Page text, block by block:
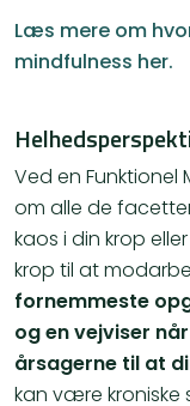
Læs mere om
mindfulness her.
Ved en
om alle de
kaos i din krop
krop til at
fornemmeste
og en vejviser
årsagerne til at
kan være kroniske